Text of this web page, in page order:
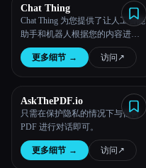
Chat Thing
Chat Thing 为您提供了让人工智能
助手和机器人根据您的内容进行
培训的工具。
更多细节 → 访问 ↗︎
AskThePDF.io
只需在保护隐私的情况下与任何
PDF 进行对话即可。
更多细节 → 访问 ↗︎